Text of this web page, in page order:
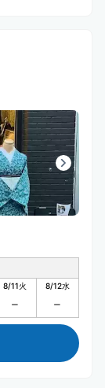
8/11火 8/12水